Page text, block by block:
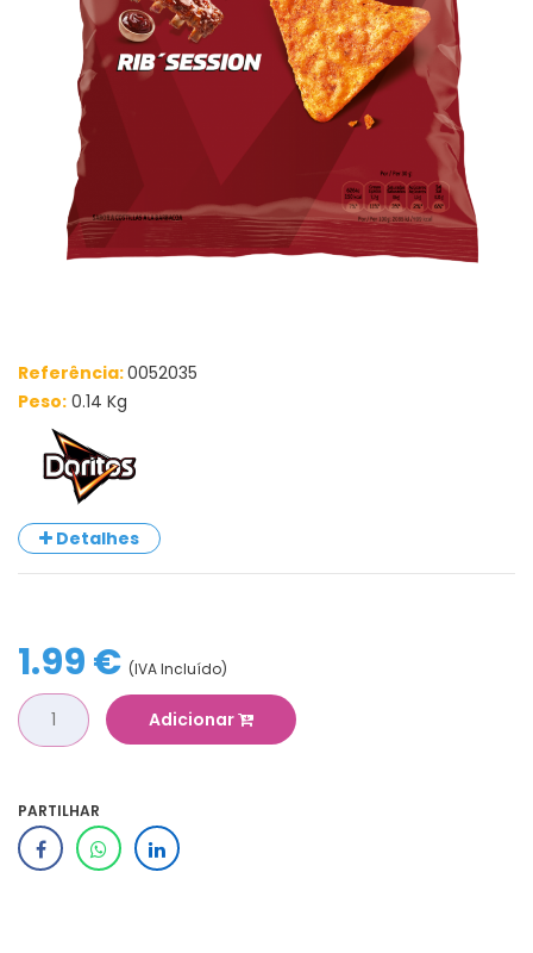
Referência:0052035
Peso: 0.14 Kg
Detalhes
1.99 € (IVA Incluído)
Adicionar
PARTILHAR